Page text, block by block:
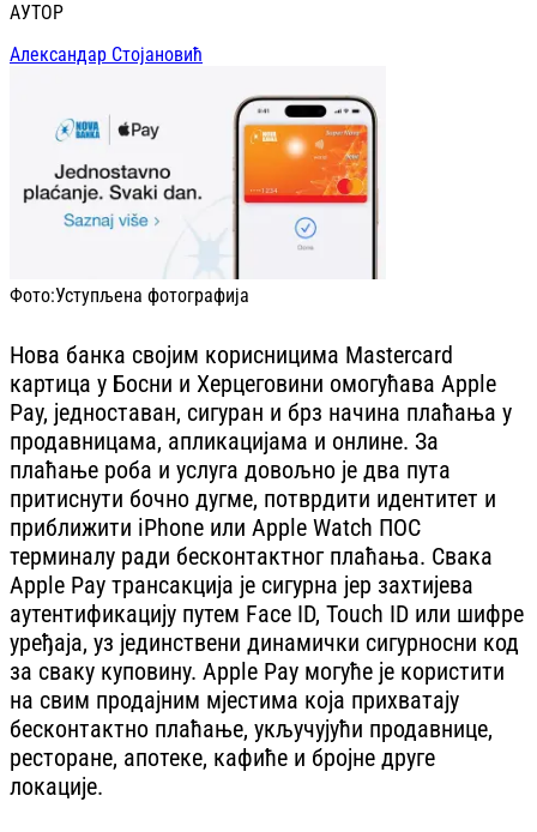
АУТОР
Александар Стојановић
Фото:Уступљена фотографија
Нова банка својим корисницима Mastercard
картица у Босни и Херцеговини омогућава Apple
Pay, једноставан, сигуран и брз начина плаћања у
продавницама, апликацијама и онлине. За
плаћање роба и услуга довољно је два пута
притиснути бочно дугме, потврдити идентитет и
приближити iPhone или Apple Watch ПОС
терминалу ради бесконтактног плаћања. Свака
Apple Pay трансакција је сигурна јер захтијева
аутентификацију путем Face ID, Touch ID или шифре
уређаја, уз јединствени динамички сигурносни код
за сваку куповину. Apple Pay могуће је користити
на свим продајним мјестима која прихватају
бесконтактно плаћање, укључујући продавнице,
ресторане, апотеке, кафиће и бројне друге
локације.